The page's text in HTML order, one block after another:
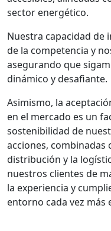
sector energético.
Nuestra capacidad de
de la competencia y
asegurando que
dinámico y desafiante.
Asimismo, la
en el mercado es un
sostenibilidad de
acciones, combinadas
distribución y la
nuestros clientes de
la experiencia y
entorno cada vez más